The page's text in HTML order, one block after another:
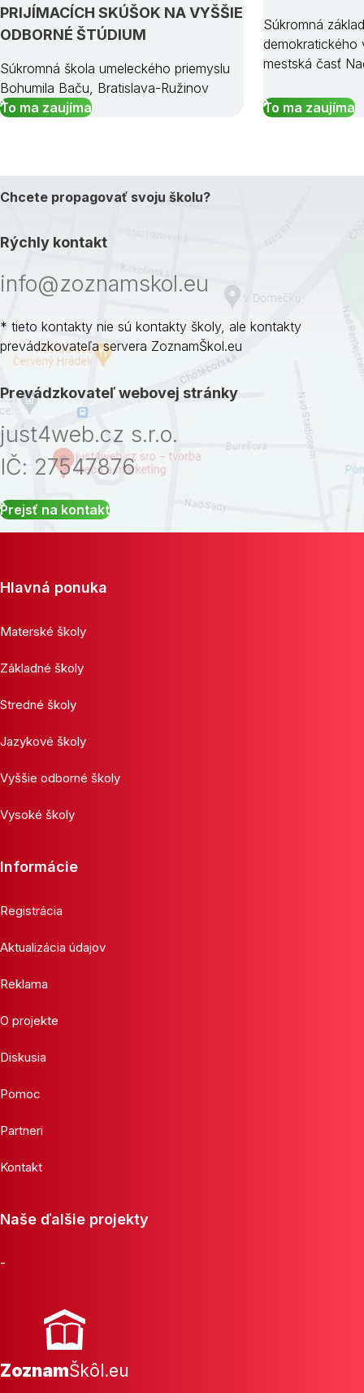
PRIJÍMACÍCH SKÚŠOK NA VYŠŠIE
ODBORNÉ ŠTÚDIUM
Súkromná škola umeleckého priemyslu
Bohumila Baču, Bratislava-Ružinov
To ma zaujíma
Súkromná
demokratického
mestská časť
To ma zaujíma
Chcete propagovať svoju školu?
Rýchly kontakt
info@zoznamskol.eu
* tieto kontakty nie sú kontakty školy, ale kontakty
prevádzkovateľa servera ZoznamŠkol.eu
Prevádzkovateľ webovej stránky
just4web.cz s.r.o.
IČ: 27547876
Prejsť na kontakt
Hlavná ponuka
Materské školy
Základné školy
Stredné školy
Jazykové školy
Vyššie odborné školy
Vysoké školy
Informácie
Registrácia
Aktualizácia údajov
Reklama
O projekte
Diskusia
Pomoc
Partneri
Kontakt
Naše ďalšie projekty
-
ZoznamŠkôl.eu